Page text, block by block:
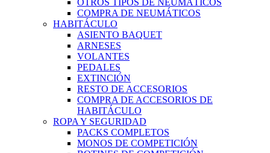
OTROS TIPOS DE NEUMÁTICOS
COMPRA DE NEUMÁTICOS
HABITÁCULO
ASIENTO BAQUET
ARNESES
VOLANTES
PEDALES
EXTINCIÓN
RESTO DE ACCESORIOS
COMPRA DE ACCESORIOS DE
HABITÁCULO
ROPA Y SEGURIDAD
PACKS COMPLETOS
MONOS DE COMPETICIÓN